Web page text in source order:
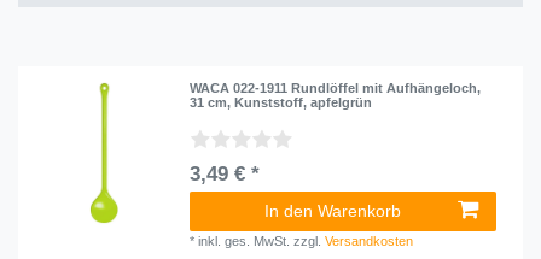
nicht lieferbar 3
WACA 022-1911 Rundlöffel mit Aufhängeloch,
31 cm, Kunststoff, apfelgrün
3,49 € *
In den Warenkorb
*inkl. ges. MwSt. zzgl.Versandkosten